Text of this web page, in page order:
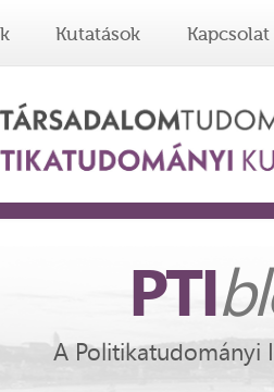
Kutatások Kapcsolat
PTI
A Politikatudományi